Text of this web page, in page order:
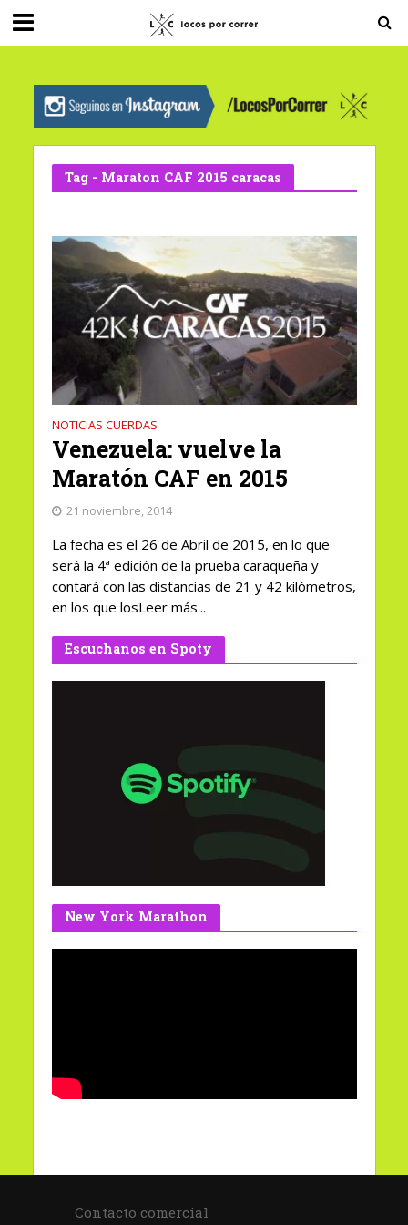
G-0X2PD3RFLV
Tag - Maraton CAF 2015 caracas
NOTICIAS CUERDAS
Venezuela: vuelve la
Maratón CAF en 2015
21 noviembre, 2014
La fecha es el 26 de Abril de 2015, en lo que
será la 4ª edición de la prueba caraqueña y
contará con las distancias de 21 y 42 kilómetros,
en los que losLeer más...
Escuchanos en Spoty
New York Marathon
Contacto comercial